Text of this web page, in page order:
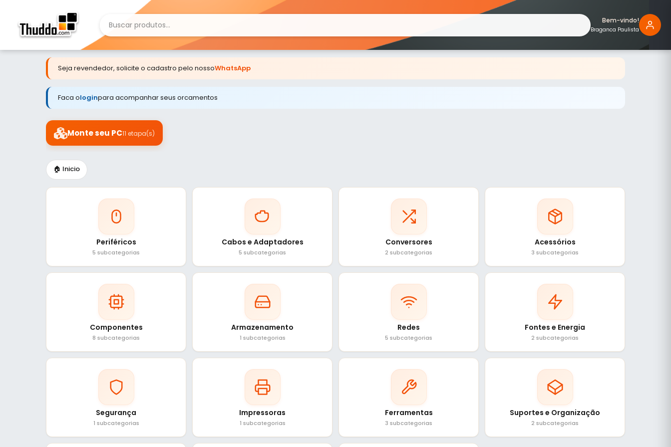
Bem-vindo!
Braganca Paulista
Seja revendedor, solicite o cadastro pelo nossoWhatsApp
Faca ologinpara acompanhar seus orcamentos
Monte seu PC11 etapa(s)
🏠 Inicio
Periféricos
5 subcategorias
Cabos e Adaptadores
5 subcategorias
Conversores
2 subcategorias
Acessórios
3 subcategorias
Componentes
8 subcategorias
Armazenamento
1 subcategorias
Redes
5 subcategorias
Fontes e Energia
2 subcategorias
Segurança
1 subcategorias
Impressoras
1 subcategorias
Ferramentas
3 subcategorias
Suportes e Organização
2 subcategorias